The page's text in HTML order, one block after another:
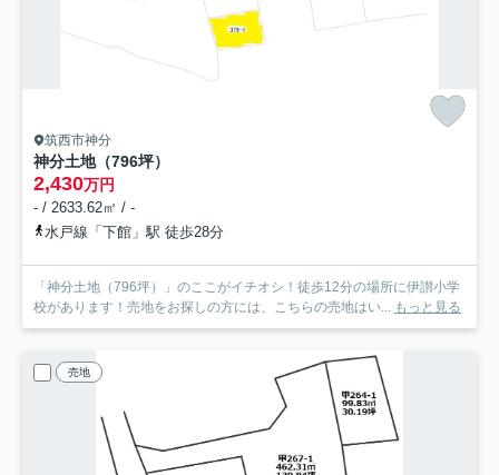
筑西市神分
神分土地（796坪）
2,430万円
- / 2633.62㎡ / -
水戸線「下館」駅 徒歩28分
「神分土地（796坪）」のここがイチオシ！徒歩12分の場所に伊讃小学
校があります！売地をお探しの方には、こちらの売地はい... もっと見る
売地